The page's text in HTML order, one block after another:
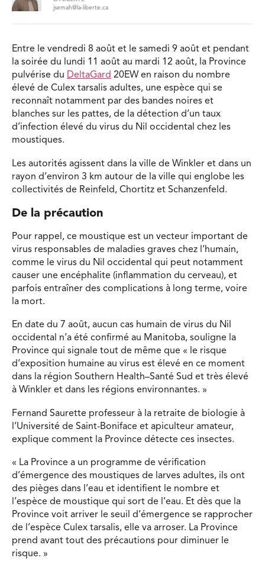
jsemah@la-liberte.ca
Entre le vendredi 8 août et le samedi 9 août et pendant
la soirée du lundi 11 août au mardi 12 août, la Province
pulvérise du DeltaGard 20EW en raison du nombre
élevé de Culex tarsalis adultes, une espèce qui se
reconnaît notamment par des bandes noires et
blanches sur les pattes, de la détection d’un taux
d’infection élevé du virus du Nil occidental chez les
moustiques.
Les autorités agissent dans la ville de Winkler et dans un
rayon d’environ 3 km autour de la ville qui englobe les
collectivités de Reinfeld, Chortitz et Schanzenfeld.
De la précaution
Pour rappel, ce moustique est un vecteur important de
virus responsables de maladies graves chez l’humain,
comme le virus du Nil occidental qui peut notamment
causer une encéphalite (inflammation du cerveau), et
parfois entraîner des complications à long terme, voire
la mort.
En date du 7 août, aucun cas humain de virus du Nil
occidental n’a été confirmé au Manitoba, souligne la
Province qui signale tout de même que « le risque
d’exposition humaine au virus est élevé en ce moment
dans la région Southern Health–Santé Sud et très élevé
à Winkler et dans les régions environnantes. »
Fernand Saurette professeur à la retraite de biologie à
l’Université de Saint-Boniface et apiculteur amateur,
explique comment la Province détecte ces insectes.
« La Province a un programme de vérification
d’émergence des moustiques de larves adultes, ils ont
des pièges dans l’eau et identifient le nombre et
l’espèce de moustique qui sort de l’eau. Et dès que la
Province voit arriver le seuil d’émergence se rapprocher
de l’espèce Culex tarsalis, elle va arroser. La Province
prend avant tout des précautions pour diminuer le
risque. »